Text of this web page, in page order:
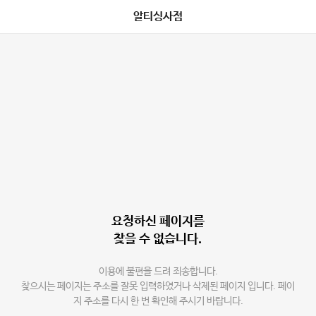
알티싱사점
요청하신 페이지를
찾을 수 없습니다.
이용에 불편을 드려 죄송합니다.
찾으시는 페이지는 주소를 잘못 입력하였거나 삭제된 페이지 입니다. 페이
지 주소를 다시 한 번 확인해 주시기 바랍니다.